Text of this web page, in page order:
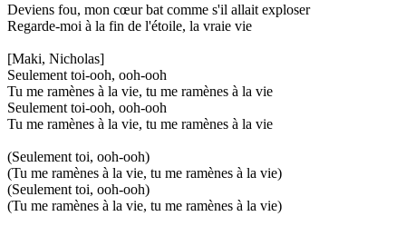
Deviens fou, mon cœur bat comme s'il allait exploser
Regarde-moi à la fin de l'étoile, la vraie vie
[Maki, Nicholas]
Seulement toi-ooh, ooh-ooh
Tu me ramènes à la vie, tu me ramènes à la vie
Seulement toi-ooh, ooh-ooh
Tu me ramènes à la vie, tu me ramènes à la vie
(Seulement toi, ooh-ooh)
(Tu me ramènes à la vie, tu me ramènes à la vie)
(Seulement toi, ooh-ooh)
(Tu me ramènes à la vie, tu me ramènes à la vie)